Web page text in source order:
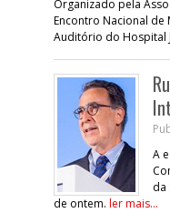
Organizado pela
Encontro Nacional de
Auditório do Hospital
A
da
de ontem. ler mais...